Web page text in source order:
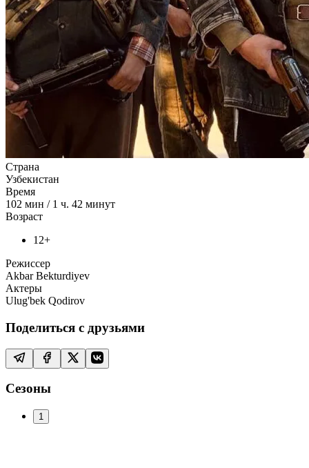
Страна
Узбекистан
Время
102 мин / 1 ч. 42 минут
Возраст
12+
Режиссер
Akbar Bekturdiyev
Актеры
Ulug'bek Qodirov
Поделиться с друзьями
Сезоны
1